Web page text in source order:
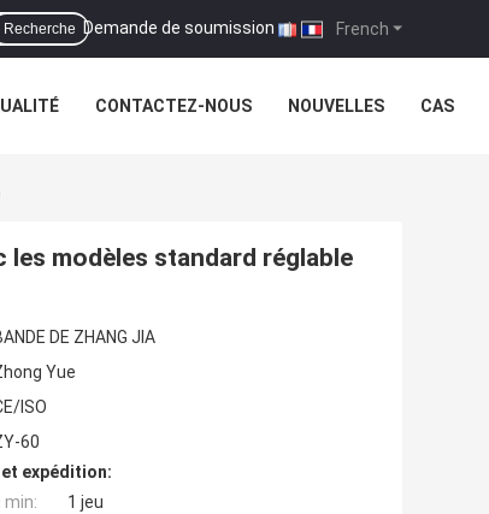
French
Demande de soumission |
Recherche
CONTACTEZ-NOUS NOUVELLES CAS
les modèles standard réglable
DE ZHANG JIA
Yue
ISO
60
expédition:
1 jeu